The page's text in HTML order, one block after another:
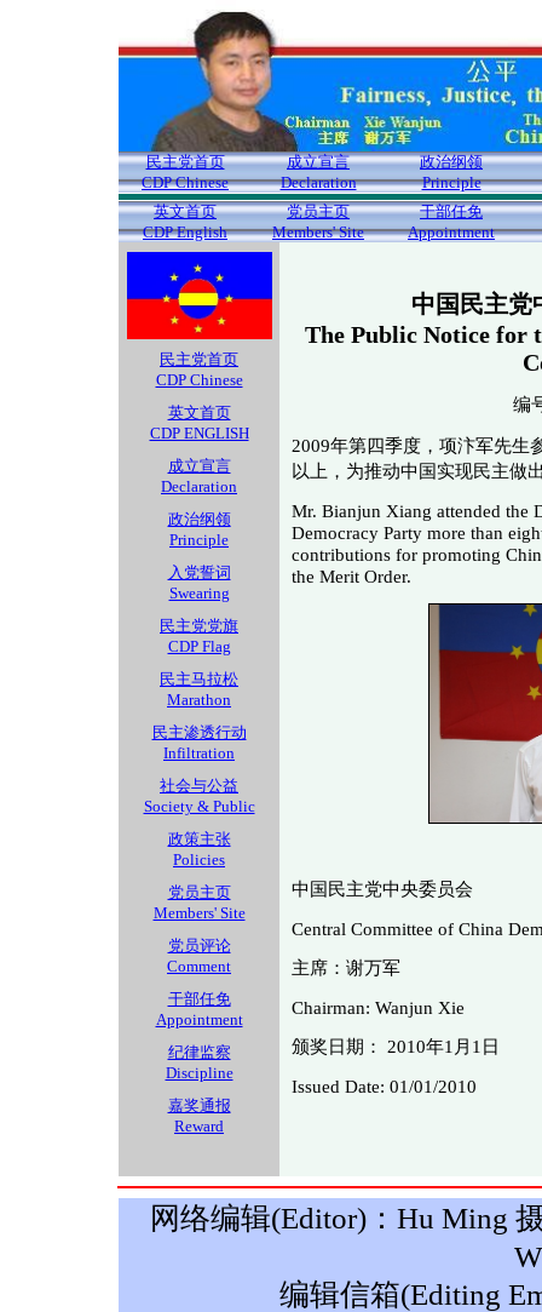
民主党首页
CDP Chinese
成立宣言
Declaration
政治纲领
Principle
英文首页
CDP English
党员主页
Members' Site
干部任免
Appointment
民主党首页
CDP Chinese
英文首页
CDP ENGLISH
成立宣言
Declaration
政治纲领
Principle
入党誓词
Swearing
民主党党旗
CDP Flag
民主马拉松
Marathon
民主渗透行动
Infiltration
社会与公益
Society & Public
政策主张
Policies
党员主页
Members' Site
党员评论
Comment
干部任免
Appointment
纪律监察
Discipline
嘉奖通报
Reward
中国民主党
The Public Notice for
编
2009年第四季度，项汴军先生
以上，为推动中国实现民主做
Mr. Bianjun Xiang attended the
Democracy Party more than
contributions for promoting
the Merit Order.
中国民主党中央委员会
Central Committee of China
主席：谢万军
Chairman: Wanjun Xie
颁奖日期： 2010年1月1日
Issued Date: 01/01/2010
网络编辑(Editor)：Hu Ming
编辑信箱(Editing